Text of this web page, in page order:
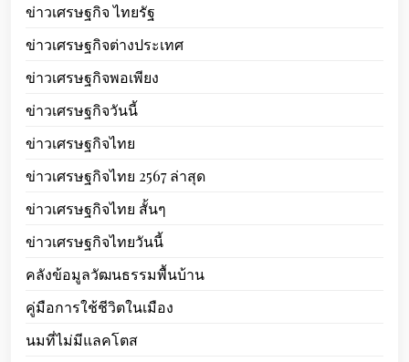
ข่าวเศรษฐกิจ ไทยรัฐ
ข่าวเศรษฐกิจต่างประเทศ
ข่าวเศรษฐกิจพอเพียง
ข่าวเศรษฐกิจวันนี้
ข่าวเศรษฐกิจไทย
ข่าวเศรษฐกิจไทย 2567 ล่าสุด
ข่าวเศรษฐกิจไทย สั้นๆ
ข่าวเศรษฐกิจไทยวันนี้
คลังข้อมูลวัฒนธรรมพื้นบ้าน
คู่มือการใช้ชีวิตในเมือง
นมที่ไม่มีแลคโตส